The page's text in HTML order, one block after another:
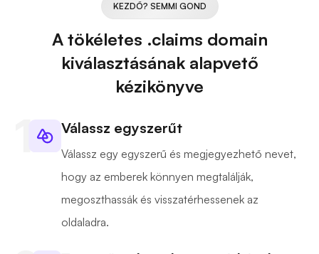
KEZDŐ? SEMMI GOND
A tökéletes .claims domain
kiválasztásának alapvető
kézikönyve
Válassz egyszerűt
Válassz egy egyszerű és megjegyezhető nevet,
hogy az emberek könnyen megtalálják,
megoszthassák és visszatérhessenek az
oldaladra.